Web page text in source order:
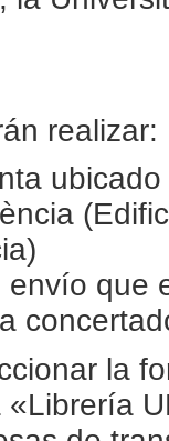
realizar:
que
la